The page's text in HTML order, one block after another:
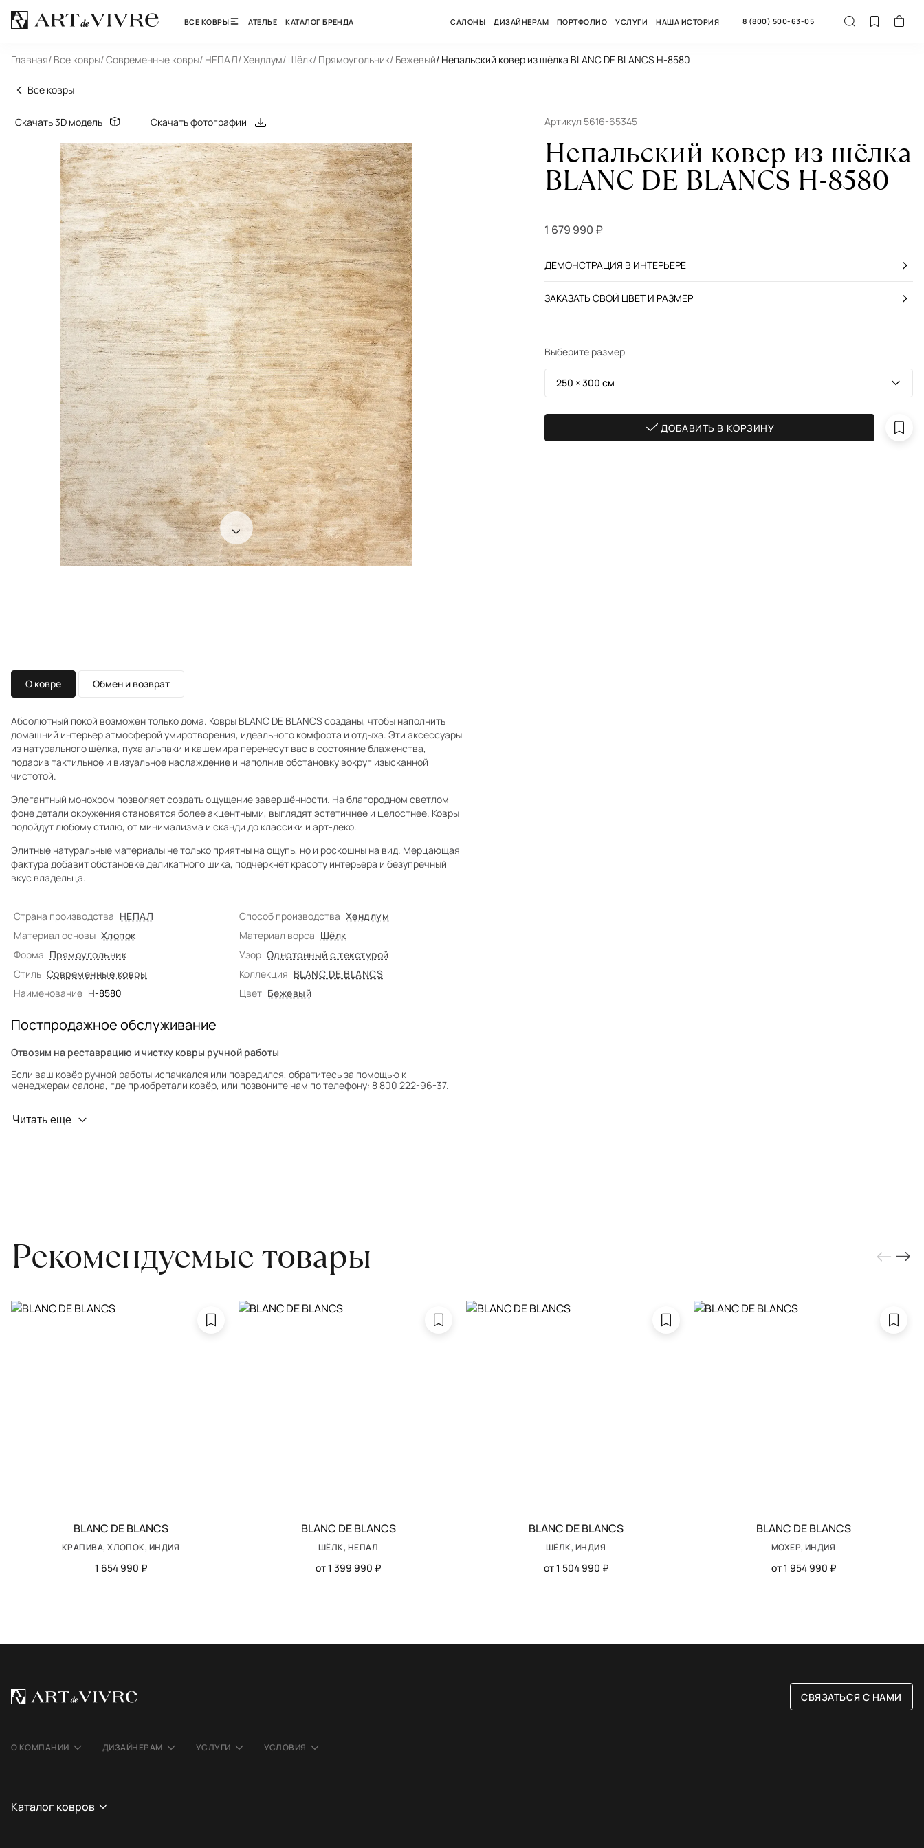
ВСЕ КОВРЫ АТЕЛЬЕ КАТАЛОГ БРЕНДА САЛОНЫ ДИЗАЙНЕРАМ ПОРТФОЛИО УСЛУГИ НАША ИСТОРИЯ 8 (800) 500-63-05
Главная/ Все ковры/ Современные ковры/ НЕПАЛ/ Хендлум/ Шёлк/ Прямоугольник/ Бежевый/ Непальский ковер из шёлка BLANC DE BLANCS H-8580
Все ковры
Скачать 3D модель Скачать фотографии
О ковре Обмен и возврат
Абсолютный покой возможен только дома. Ковры BLANC DE BLANCS созданы, чтобы наполнить
домашний интерьер атмосферой умиротворения, идеального комфорта и отдыха. Эти аксессуары
из натурального шёлка, пуха альпаки и кашемира перенесут вас в состояние блаженства,
подарив тактильное и визуальное наслаждение и наполнив обстановку вокруг изысканной
чистотой.
Элегантный монохром позволяет создать ощущение завершённости. На благородном светлом
фоне детали окружения становятся более акцентными, выглядят эстетичнее и целостнее. Ковры
подойдут любому стилю, от минимализма и сканди до классики и арт-деко.
Элитные натуральные материалы не только приятны на ощупь, но и роскошны на вид. Мерцающая
фактура добавит обстановке деликатного шика, подчеркнёт красоту интерьера и безупречный
вкус владельца.
Страна производства НЕПАЛ Способ производства Хендлум
Материал основы Хлопок Материал ворса Шёлк
Форма Прямоугольник Узор Однотонный с текстурой
Стиль Современные ковры Коллекция BLANC DE BLANCS
Наименование H-8580 Цвет Бежевый
Постпродажное обслуживание
Отвозим на реставрацию и чистку ковры ручной работы
Если ваш ковёр ручной работы испачкался или повредился, обратитесь за помощью к
менеджерам салона, где приобретали ковёр, или позвоните нам по телефону: 8 800 222-96-37.
Профилактика износа
Читать еще
Артикул 5616-65345
Непальский ковер из шёлка
BLANC DE BLANCS H-8580
1 679 990 ₽
ДЕМОНСТРАЦИЯ В ИНТЕРЬЕРЕ
ЗАКАЗАТЬ СВОЙ ЦВЕТ И РАЗМЕР
Выберите размер
250 × 300 см
ДОБАВИТЬ В КОРЗИНУ
Рекомендуемые товары
BLANC DE BLANCS
КРАПИВА, ХЛОПОК, ИНДИЯ
1 654 990 ₽
BLANC DE BLANCS
ШЁЛК, НЕПАЛ
от 1 399 990 ₽
BLANC DE BLANCS
ШЁЛК, ИНДИЯ
от 1 504 990 ₽
BLANC DE BLANCS
МОХЕР, ИНДИЯ
от 1 954 990 ₽
СВЯЗАТЬСЯ С НАМИ
О КОМПАНИИ ДИЗАЙНЕРАМ УСЛУГИ УСЛОВИЯ
Каталог ковров